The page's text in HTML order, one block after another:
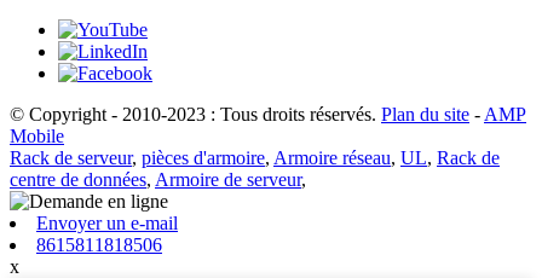
© Copyright - 2010-2023 : Tous droits réservés. Plan du site - AMP
Mobile
Rack de serveur, pièces d'armoire, Armoire réseau, UL, Rack de
centre de données, Armoire de serveur,
Envoyer un e-mail
8615811818506
x